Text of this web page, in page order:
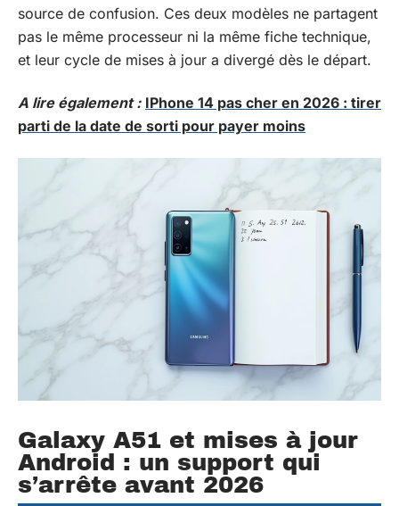
source de confusion. Ces deux modèles ne partagent
pas le même processeur ni la même fiche technique,
et leur cycle de mises à jour a divergé dès le départ.
A lire également : IPhone 14 pas cher en 2026 : tirer
parti de la date de sorti pour payer moins
Galaxy A51 et mises à jour
Android : un support qui
s’arrête avant 2026